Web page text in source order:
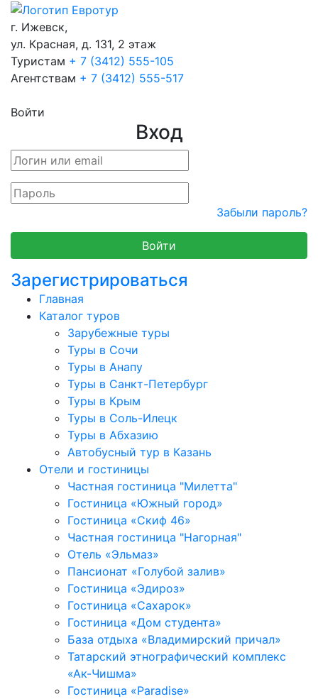
г. Ижевск,
ул. Красная, д. 131, 2 этаж
Туристам + 7 (3412) 555-105
Агентствам + 7 (3412) 555-517
Войти
Вход
Забыли пароль?
Зарегистрироваться
Главная
Каталог туров
Зарубежные туры
Туры в Сочи
Туры в Анапу
Туры в Санкт-Петербург
Туры в Крым
Туры в Соль-Илецк
Туры в Абхазию
Автобусный тур в Казань
Отели и гостиницы
Частная гостиница "Милетта"
Гостиница «Южный город»
Гостиница «Скиф 46»
Частная гостиница "Нагорная"
Отель «Эльмаз»
Пансионат «Голубой залив»
Гостиница «Эдироз»
Гостиница «Сахарок»
Гостиница «Дом студента»
База отдыха «Владимирский причал»
Татарский этнографический комплекс
«Ак-Чишма»
Гостиница «Paradise»